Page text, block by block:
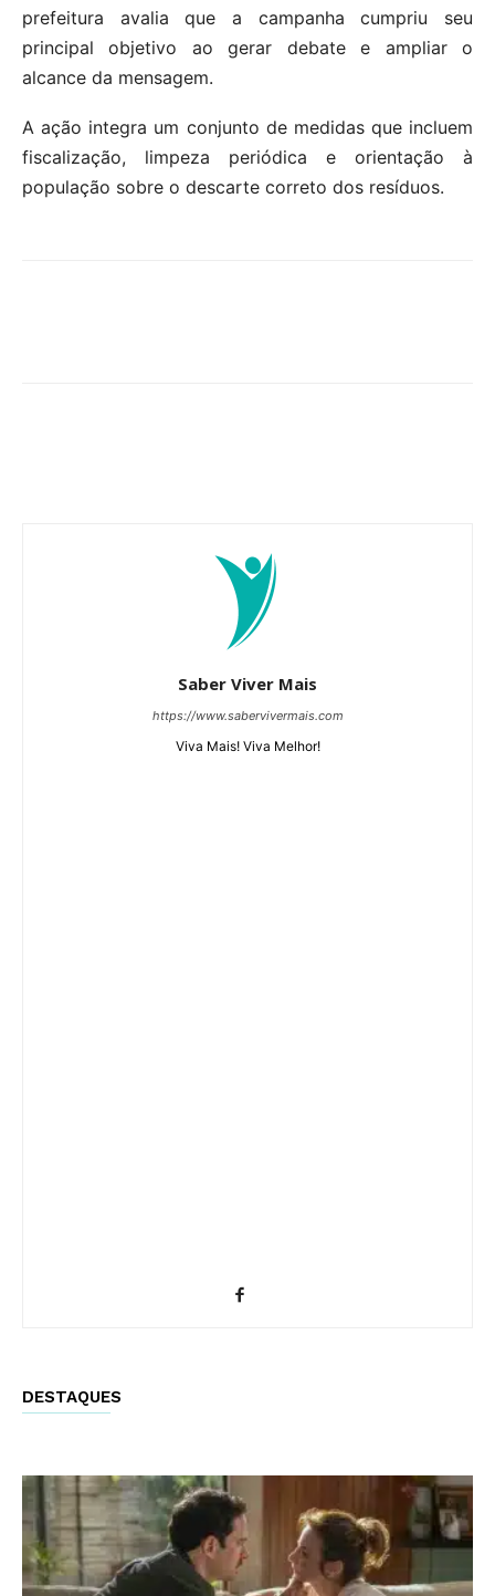
prefeitura avalia que a campanha cumpriu seu
principal objetivo ao gerar debate e ampliar o
alcance da mensagem.
A ação integra um conjunto de medidas que incluem
fiscalização, limpeza periódica e orientação à
população sobre o descarte correto dos resíduos.
Saber Viver Mais
https://www.sabervivermais.com
Viva Mais! Viva Melhor!
DESTAQUES